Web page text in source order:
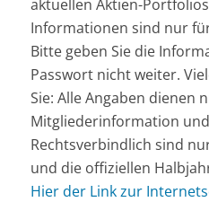
aktuellen Aktien-
Informationen sind nur
Bitte geben Sie die
Passwort nicht weiter.
Sie: Alle Angaben dienen
Mitgliederinformation
Rechtsverbindlich sind
und die offiziellen
Hier der Link zur